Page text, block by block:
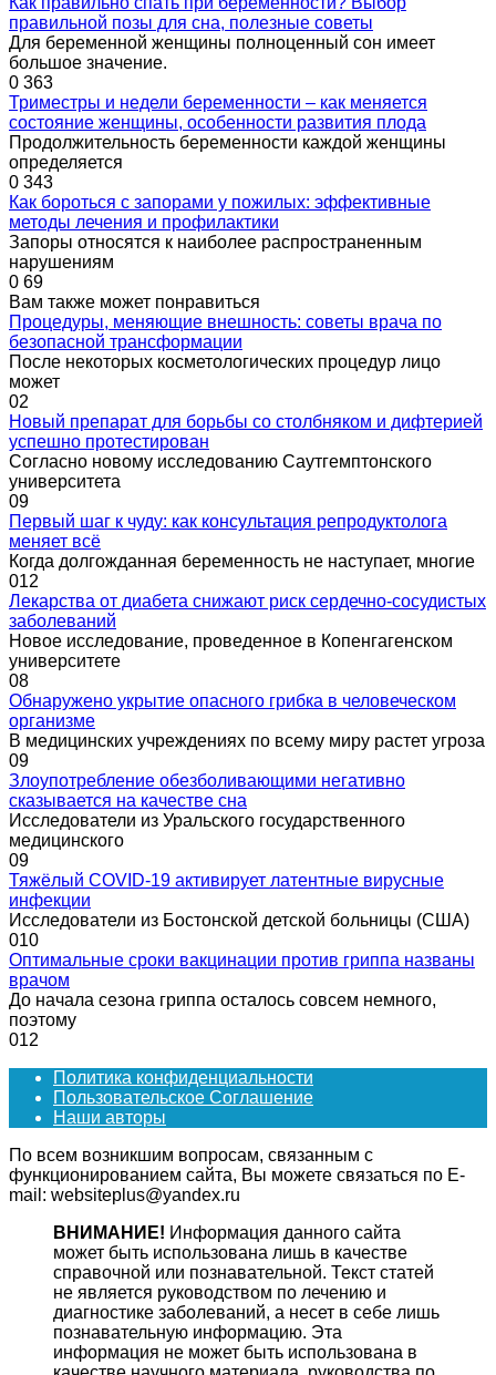
правильной позы для сна, полезные советы
Для беременной женщины полноценный сон имеет
большое значение.
0 363
Триместры и недели беременности – как меняется
состояние женщины, особенности развития плода
Продолжительность беременности каждой женщины
определяется
0 343
Как бороться с запорами у пожилых: эффективные
методы лечения и профилактики
Запоры относятся к наиболее распространенным
нарушениям
0 69
Вам также может понравиться
Процедуры, меняющие внешность: советы врача по
безопасной трансформации
После некоторых косметологических процедур лицо
может
02
Новый препарат для борьбы со столбняком и дифтерией
успешно протестирован
Согласно новому исследованию Саутгемптонского
университета
09
Первый шаг к чуду: как консультация репродуктолога
меняет всё
Когда долгожданная беременность не наступает, многие
012
Лекарства от диабета снижают риск сердечно-сосудистых
заболеваний
Новое исследование, проведенное в Копенгагенском
университете
08
Обнаружено укрытие опасного грибка в человеческом
организме
В медицинских учреждениях по всему миру растет угроза
09
Злоупотребление обезболивающими негативно
сказывается на качестве сна
Исследователи из Уральского государственного
медицинского
09
Тяжёлый COVID-19 активирует латентные вирусные
инфекции
Исследователи из Бостонской детской больницы (США)
010
Оптимальные сроки вакцинации против гриппа названы
врачом
До начала сезона гриппа осталось совсем немного,
поэтому
012
Политика конфиденциальности
Пользовательское Соглашение
Наши авторы
По всем возникшим вопросам, связанным с
функционированием сайта, Вы можете связаться по E-
mail: websiteplus@yandex.ru
ВНИМАНИЕ! Информация данного сайта
может быть использована лишь в качестве
справочной или познавательной. Текст статей
не является руководством по лечению и
диагностике заболеваний, а несет в себе лишь
познавательную информацию. Эта
информация не может быть использована в